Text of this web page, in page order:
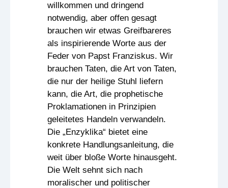
willkommen und dringend
notwendig, aber offen gesagt
brauchen wir etwas Greifbareres
als inspirierende Worte aus der
Feder von Papst Franziskus. Wir
brauchen Taten, die Art von Taten,
die nur der heilige Stuhl liefern
kann, die Art, die prophetische
Proklamationen in Prinzipien
geleitetes Handeln verwandeln.
Die „Enzyklika“ bietet eine
konkrete Handlungsanleitung, die
weit über bloße Worte hinausgeht.
Die Welt sehnt sich nach
moralischer und politischer